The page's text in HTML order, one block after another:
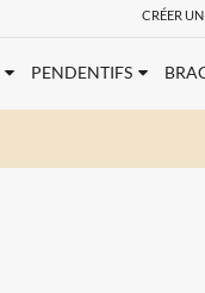
CRÉER
PENDENTIFS